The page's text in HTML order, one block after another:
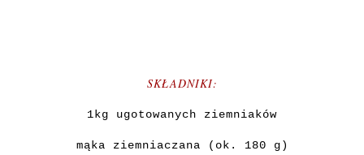
SKŁADNIKI:
1kg ugotowanych ziemniaków
mąka ziemniaczana (ok. 180 g)